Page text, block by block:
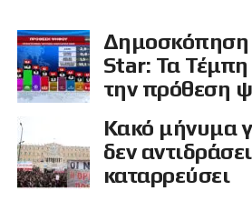
Δημοσκόπηση
Star: Τα
την πρόθεση
Κακό μήνυμα
δεν
καταρρεύσει